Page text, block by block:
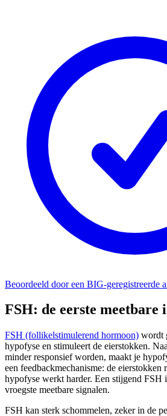
Beoordeeld door een BIG-geregistreerde
FSH: de eerste meetbare
FSH (follikelstimulerend hormoon) wordt
hypofyse en stimuleert de eierstokken.
minder responsief worden, maakt je
een feedbackmechanisme: de eierstokken
hypofyse werkt harder. Een stijgend FSH
vroegste meetbare signalen.
FSH kan sterk schommelen, zeker in de